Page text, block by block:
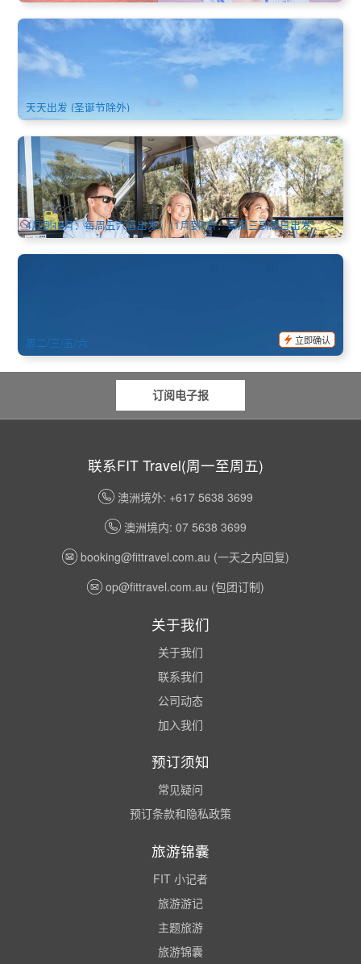
走进旧时光隧道 | 罗特尼斯岛(Rottnest Island)大环游巴士+小
火车一日游 | 双港口出发(Fremantle或珀斯) (英文)
679 已预订
天天出发 (圣诞节除外)
天鹅谷美酒游船 | Sandalford Estate酒庄品酒 (含来回游船、
午餐) | 珀斯出发 (英文)
138 已预订
AUD $205.00 $209.00
PER09217
4月到10月：每周五六日出发；11月到3月：每周三到周日出发
周二/三/五/六
立即确认
订阅电子报
联系FIT Travel(周一至周五)
澳洲境外: +617 5638 3699
澳洲境内: 07 5638 3699
booking@fittravel.com.au (一天之内回复)
op@fittravel.com.au (包团订制)
关于我们
关于我们
联系我们
公司动态
加入我们
预订须知
常见疑问
预订条款和隐私政策
旅游锦囊
FIT 小记者
旅游游记
主题旅游
旅游锦囊